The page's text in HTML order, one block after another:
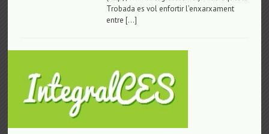
Trobada es vol enfortir l’enxarxament
entre […]